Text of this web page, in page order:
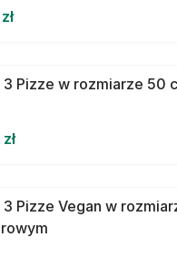
Pizze w rozmiarze 50
Pizze Vegan w